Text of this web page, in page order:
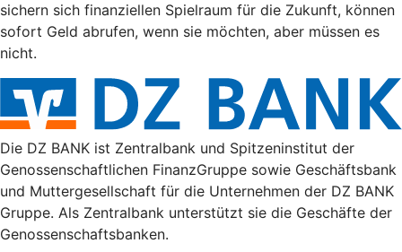
sichern sich finanziellen Spielraum für die Zukunft, können
sofort Geld abrufen, wenn sie möchten, aber müssen es
nicht.
Die DZ BANK ist Zentralbank und Spitzeninstitut der
Genossenschaftlichen FinanzGruppe sowie Geschäftsbank
und Muttergesellschaft für die Unternehmen der DZ BANK
Gruppe. Als Zentralbank unterstützt sie die Geschäfte der
Genossenschaftsbanken.